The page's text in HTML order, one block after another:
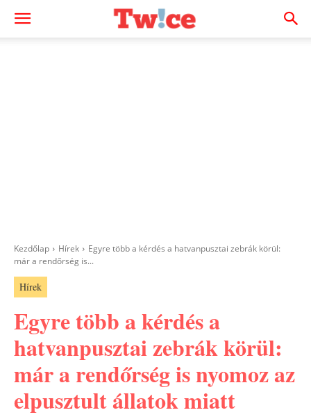
Kezdőlap Hírek
Egyre több a kérdés a hatvanpusztai zebrák körül:
már a rendőrség is...
Hírek
Egyre több a kérdés a
hatvanpusztai zebrák körül:
már a rendőrség is nyomoz az
elpusztult állatok miatt